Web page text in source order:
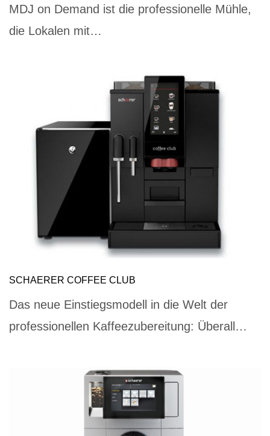
MDJ on Demand ist die professionelle Mühle,
die Lokalen mit…
SCHAERER COFFEE CLUB
Das neue Einstiegsmodell in die Welt der
professionellen Kaffeezubereitung: Überall…